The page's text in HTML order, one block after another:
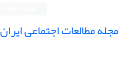
مجله مطالعات اجتماعی ایران